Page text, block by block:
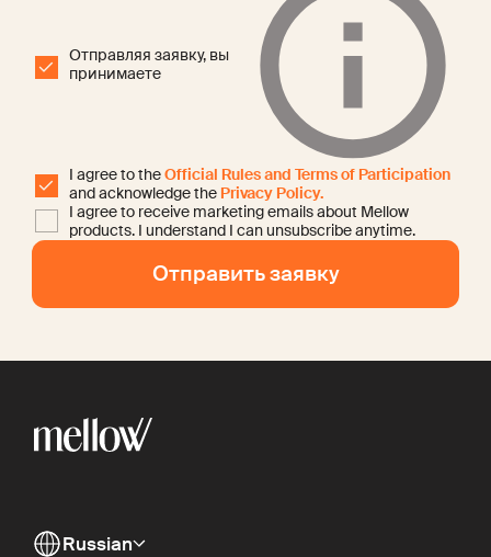
Отправляя заявку, вы
принимаете
I agree to theOfficial Rules and Terms of Participation
and acknowledge the Privacy Policy.
I agree to receive marketing emails about Mellow
products. I understand I can unsubscribe anytime.
Russian